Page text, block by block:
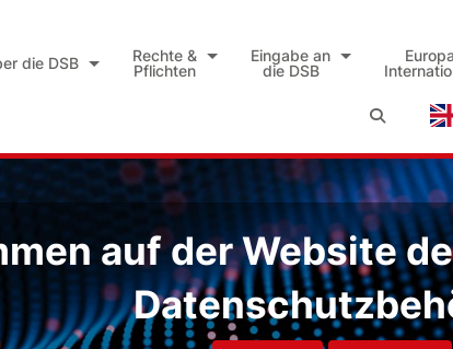
die DSB
Rechte &
Pflichten
Eingabe an
die DSB
auf der Website